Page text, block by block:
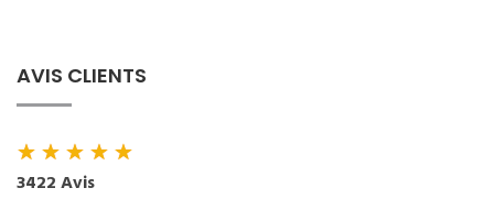
AVIS CLIENTS
★★★★★
3422 Avis